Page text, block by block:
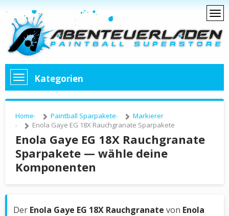
Kategorien
Home Paintball Sparpakete
Markierer
Enola Gaye EG 18X Rauchgranate Sparpakete
Enola Gaye EG 18X Rauchgranate
Sparpakete — wähle deine
Komponenten
Der Enola Gaye EG 18X Rauchgranate von Enola